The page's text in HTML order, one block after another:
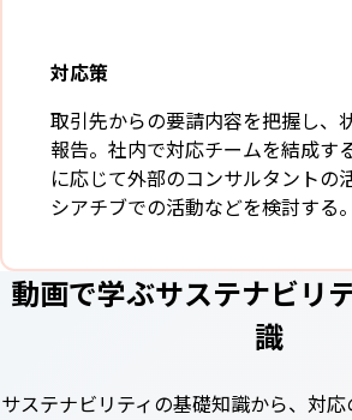
対応策
取引先からの要請内容を把握し、
報告。社内で対応チームを結成す
に応じて外部のコンサルタントの
シアチブでの活動などを検討する。
動画で学ぶサステナビリ
識
サステナビリティの基礎知識から、対